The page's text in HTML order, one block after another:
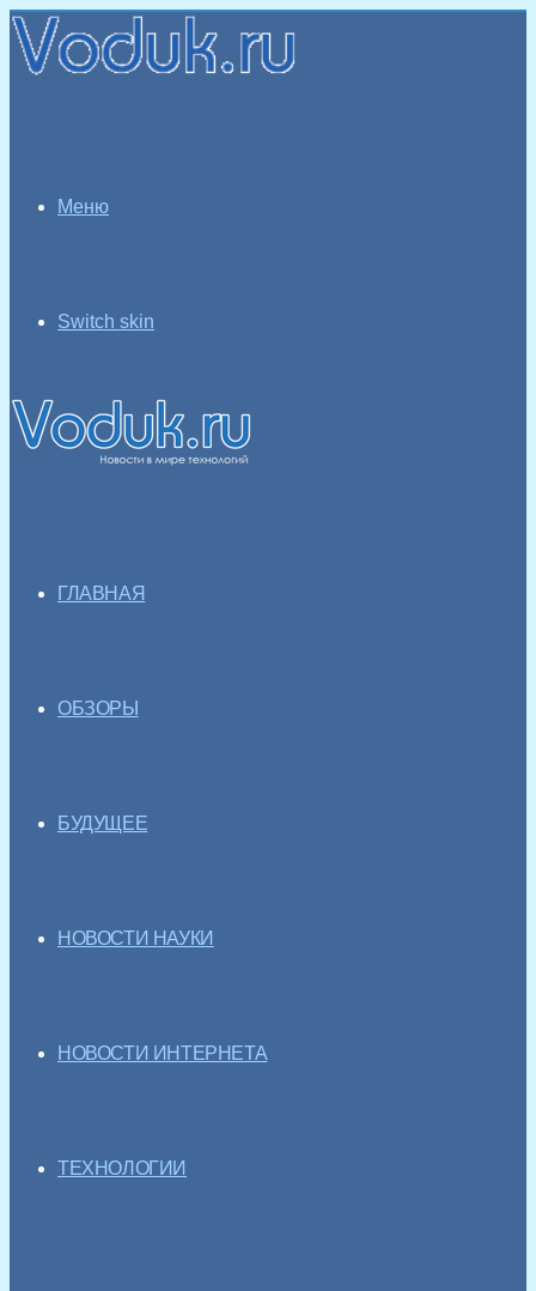
Меню
Switch skin
ГЛАВНАЯ
ОБЗОРЫ
БУДУЩЕЕ
НОВОСТИ НАУКИ
НОВОСТИ ИНТЕРНЕТА
ТЕХНОЛОГИИ